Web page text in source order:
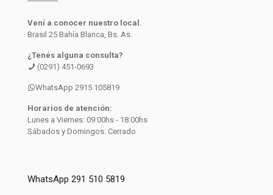
Vení a conocer nuestro local.
Brasil 25 Bahía Blanca, Bs. As.
¿Tenés alguna consulta?
(0291) 451-0693
WhatsApp 2915 105819
Horarios de atención:
Lunes a Viernes: 09:00hs - 18:00hs
Sábados y Domingos: Cerrado
WhatsApp 291 510 5819